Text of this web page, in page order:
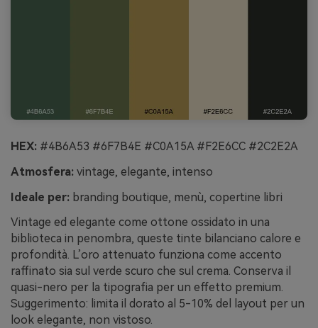
HEX: #4B6A53 #6F7B4E #C0A15A #F2E6CC #2C2E2A
Atmosfera: vintage, elegante, intenso
Ideale per: branding boutique, menù, copertine libri
Vintage ed elegante come ottone ossidato in una
biblioteca in penombra, queste tinte bilanciano calore e
profondità. L’oro attenuato funziona come accento
raffinato sia sul verde scuro che sul crema. Conserva il
quasi-nero per la tipografia per un effetto premium.
Suggerimento: limita il dorato al 5-10% del layout per un
look elegante, non vistoso.